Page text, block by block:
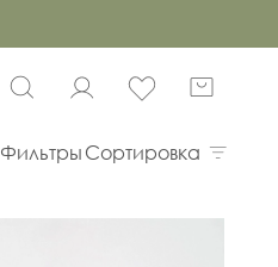
Фильтры Сортировка